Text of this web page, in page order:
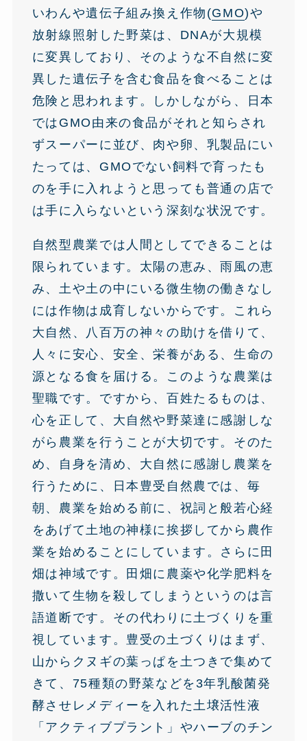
いわんや遺伝子組み換え作物(GMO)や
放射線照射した野菜は、DNAが大規模
に変異しており、そのような不自然に変
異した遺伝子を含む食品を食べることは
危険と思われます。しかしながら、日本
ではGMO由来の食品がそれと知らされ
ずスーパーに並び、肉や卵、乳製品にい
たっては、GMOでない飼料で育ったも
のを手に入れようと思っても普通の店で
は手に入らないという深刻な状況です。
自然型農業では人間としてできることは
限られています。太陽の恵み、雨風の恵
み、土や土の中にいる微生物の働きなし
には作物は成育しないからです。これら
大自然、八百万の神々の助けを借りて、
人々に安心、安全、栄養がある、生命の
源となる食を届ける。このような農業は
聖職です。ですから、百姓たるものは、
心を正して、大自然や野菜達に感謝しな
がら農業を行うことが大切です。そのた
め、自身を清め、大自然に感謝し農業を
行うために、日本豊受自然農では、毎
朝、農業を始める前に、祝詞と般若心経
をあげて土地の神様に挨拶してから農作
業を始めることにしています。さらに田
畑は神域です。田畑に農薬や化学肥料を
撒いて生物を殺してしまうというのは言
語道断です。その代わりに土づくりを重
視しています。豊受の土づくりはまず、
山からクヌギの葉っぱを土つきで集めて
きて、75種類の野菜などを3年乳酸菌発
酵させレメディーを入れた土壌活性液
「アクティブプラント」やハーブのチン